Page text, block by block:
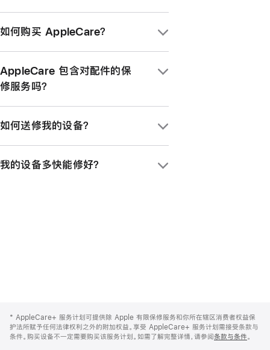
保修服务。AppleCare 的一系列服务计划
则可延长该项硬件保修，还提供意外损坏保
修服务、优先获得 Apple 专家帮助等额外
支持。
如何购买 AppleCare？
Apple Store app 购买新 Apple 产品
时，可同时购买 AppleCare+ 服务计划。
你可以在购买新 Apple 产品之日起 7 天
内，通过 iPhone、iPad 或 Mac 上的设
400-666-8800，来购买新的服务计划；
或在 60 天内，前往 Apple Store 零售店
AppleCare 包含对配件的保
修服务吗？
务计划，所享的意外损坏保修服务就涵盖了
一支 Apple Pencil 和一个 Apple 品牌
iPad 键盘。受保障产品的包装盒内随附的
如何送修我的设备？
Apple Store 零售店，或 5000 多家
我的设备多快能修好？
Footer
* AppleCare+ 服务计划可提供除 Apple 有限保修服务和你所在辖区消费者权益保
护法所赋予任何法律权利之外的附加权益。享受 AppleCare+ 服务计划需接受条款与
条件。购买设备不一定需要购买该服务计划。如需了解完整详情，请参阅条款与条件。